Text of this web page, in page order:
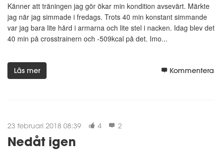
Känner att träningen jag gör ökar min kondition avsevärt. Märkte
jag när jag simmade i fredags. Trots 40 min konstant simmande
var jag bara lite hård i armarna och lite stel i nacken. Idag blev det
40 min på crosstrainern och -509kcal på det. Imo...
Läs mer Kommentera
23 februari 2018 08:39 4 2
Nedåt igen